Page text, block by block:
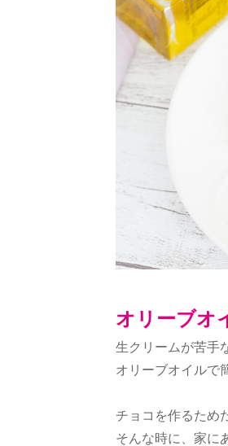
オリーブオ
生クリームが苦手
オリーブオイルで
チョコを作るため
そんな時に、家に